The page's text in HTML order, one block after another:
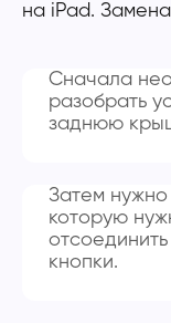
на iPad.
Сначала
разобрать
заднюю
Затем нужно
которую
кнопки.